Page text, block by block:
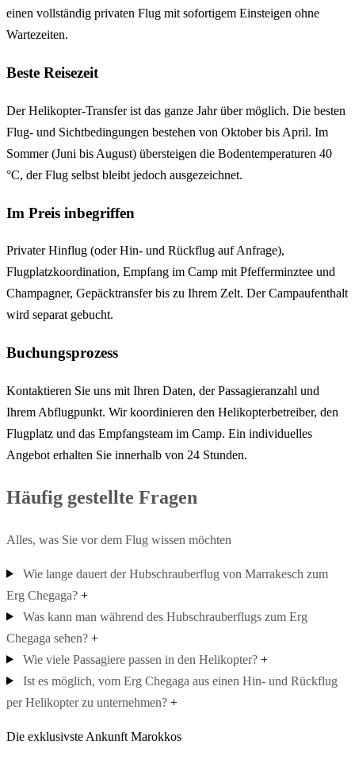
einen vollständig privaten Flug mit sofortigem Einsteigen ohne
Wartezeiten.
Beste Reisezeit
Der Helikopter-Transfer ist das ganze Jahr über möglich. Die besten
Flug- und Sichtbedingungen bestehen von Oktober bis April. Im
Sommer (Juni bis August) übersteigen die Bodentemperaturen 40
°C, der Flug selbst bleibt jedoch ausgezeichnet.
Im Preis inbegriffen
Privater Hinflug (oder Hin- und Rückflug auf Anfrage),
Flugplatzkoordination, Empfang im Camp mit Pfefferminztee und
Champagner, Gepäcktransfer bis zu Ihrem Zelt. Der Campaufenthalt
wird separat gebucht.
Buchungsprozess
Kontaktieren Sie uns mit Ihren Daten, der Passagieranzahl und
Ihrem Abflugpunkt. Wir koordinieren den Helikopterbetreiber, den
Flugplatz und das Empfangsteam im Camp. Ein individuelles
Angebot erhalten Sie innerhalb von 24 Stunden.
Häufig gestellte Fragen
Alles, was Sie vor dem Flug wissen möchten
Wie lange dauert der Hubschrauberflug von Marrakesch zum
Erg Chegaga? +
Was kann man während des Hubschrauberflugs zum Erg
Chegaga sehen? +
Wie viele Passagiere passen in den Helikopter? +
Ist es möglich, vom Erg Chegaga aus einen Hin- und Rückflug
per Helikopter zu unternehmen? +
Die exklusivste Ankunft Marokkos